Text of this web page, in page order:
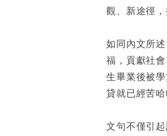
觀、新途徑
如同內文所
福，貢獻社
生畢業後被
貸就已經苦
文句不僅引